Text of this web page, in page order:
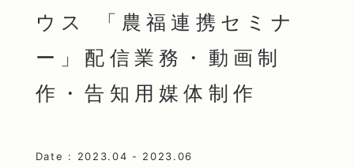
ウス 「農福連携セミナ
ー」配信業務・動画制
作・告知用媒体制作
Date : 2023.04 - 2023.06